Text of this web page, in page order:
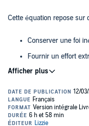
Cette équation repose sur
Conserver une foi
Fournir un effort
improbables... soit, des
Apprenez à remplacer la